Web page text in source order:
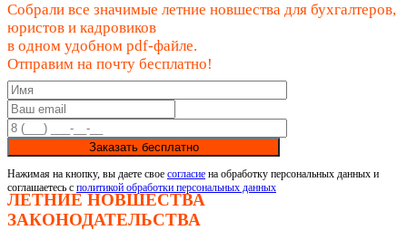
Собрали все значимые летние новшества для бухгалтеров,
юристов и кадровиков
в одном удобном pdf-файле.
Отправим на почту бесплатно!
Заказать бесплатно
Нажимая на кнопку, вы даете свое согласие на обработку персональных данных и
соглашаетесь с политикой обработки персональных данных
ЛЕТНИЕ НОВШЕСТВА
ЗАКОНОДАТЕЛЬСТВА